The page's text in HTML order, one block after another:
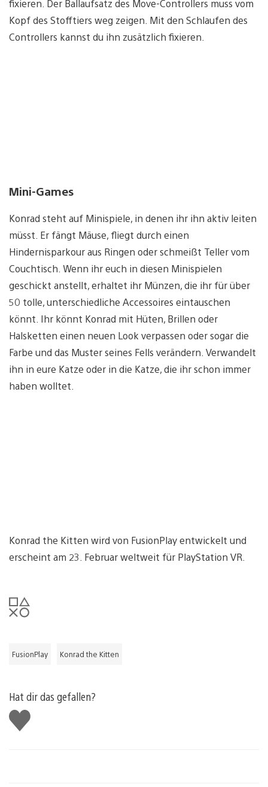
fixieren. Der Ballaufsatz des Move-Controllers muss vom
Kopf des Stofftiers weg zeigen. Mit den Schlaufen des
Controllers kannst du ihn zusätzlich fixieren.
Mini-Games
Konrad steht auf Minispiele, in denen ihr ihn aktiv leiten
müsst. Er fängt Mäuse, fliegt durch einen
Hindernisparkour aus Ringen oder schmeißt Teller vom
Couchtisch. Wenn ihr euch in diesen Minispielen
geschickt anstellt, erhaltet ihr Münzen, die ihr für über
50 tolle, unterschiedliche Accessoires eintauschen
könnt. Ihr könnt Konrad mit Hüten, Brillen oder
Halsketten einen neuen Look verpassen oder sogar die
Farbe und das Muster seines Fells verändern. Verwandelt
ihn in eure Katze oder in die Katze, die ihr schon immer
haben wolltet.
Konrad the Kitten wird von FusionPlay entwickelt und
erscheint am 23. Februar weltweit für PlayStation VR.
FusionPlay Konrad the Kitten
Hat dir das gefallen?
Gefällt
mir